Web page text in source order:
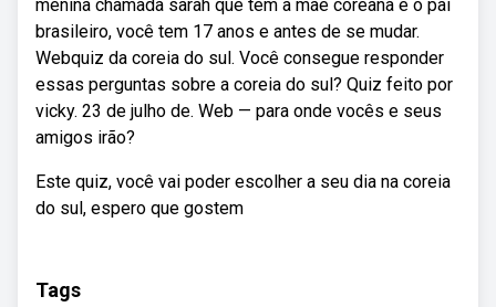
menina chamada sarah que tem a mae coreana e o pai
brasileiro, você tem 17 anos e antes de se mudar.
Webquiz da coreia do sul. Você consegue responder
essas perguntas sobre a coreia do sul? Quiz feito por
vicky. 23 de julho de. Web — para onde vocês e seus
amigos irão?
Este quiz, você vai poder escolher a seu dia na coreia
do sul, espero que gostem
Tags